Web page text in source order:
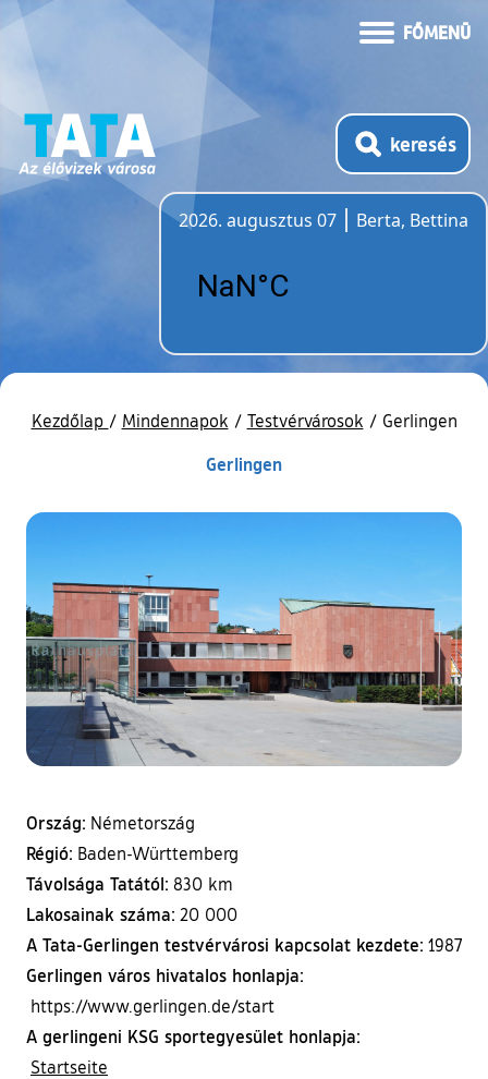
FŐMENÜ
keresés
2026. augusztus 07
Berta, Bettina
Kezdőlap / Mindennapok / Testvérvárosok / Gerlingen
Gerlingen
Ország: Németország
Régió: Baden-Württemberg
Távolsága Tatától: 830 km
Lakosainak száma: 20 000
A Tata-Gerlingen testvérvárosi kapcsolat kezdete: 1987
Gerlingen város hivatalos honlapja:
https://www.gerlingen.de/start
A gerlingeni KSG sportegyesület honlapja:
Startseite